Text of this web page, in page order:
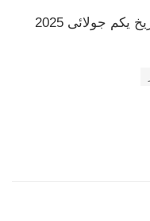
درخواستیں جمع کرانے کی آخری تاریخ یکم جولائی 2025